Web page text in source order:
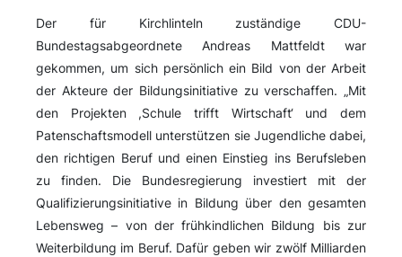
Der für Kirchlinteln zuständige CDU-
Bundestagsabgeordnete Andreas Mattfeldt war
gekommen, um sich persönlich ein Bild von der Arbeit
der Akteure der Bildungsinitiative zu verschaffen. „Mit
den Projekten ,Schule trifft Wirtschaft‘ und dem
Patenschaftsmodell unterstützen sie Jugendliche dabei,
den richtigen Beruf und einen Einstieg ins Berufsleben
zu finden. Die Bundesregierung investiert mit der
Qualifizierungsinitiative in Bildung über den gesamten
Lebensweg – von der frühkindlichen Bildung bis zur
Weiterbildung im Beruf. Dafür geben wir zwölf Milliarden